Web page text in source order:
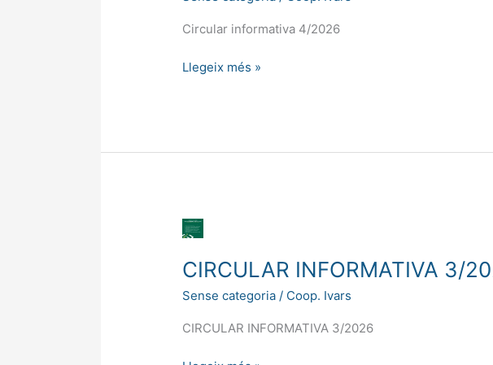
Circular informativa 4/2026
4/2026
Llegeix més »
CIRCULAR INFORMATIVA 3/
Sense categoria / Coop. Ivars
CIRCULAR INFORMATIVA 3/2026
CIRCULAR
3/2026